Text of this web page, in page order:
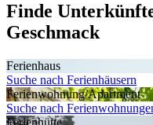
Finde
Geschmack
Ferienhaus
Suche nach Ferienhäusern
Ferienwohnung/Apartment
Suche nach